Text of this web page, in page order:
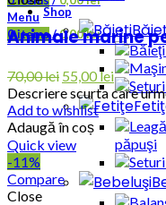
Menu
0items/0,00lei
Shop
păpuşi
Animale marine
70,00lei 55,00lei
Descriere scurta care
Add to wishlist
Adaugă în coș
Quick view
-11%
Compare
Close